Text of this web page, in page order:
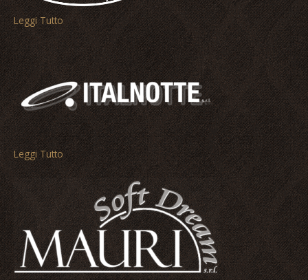
Leggi Tutto
Leggi Tutto